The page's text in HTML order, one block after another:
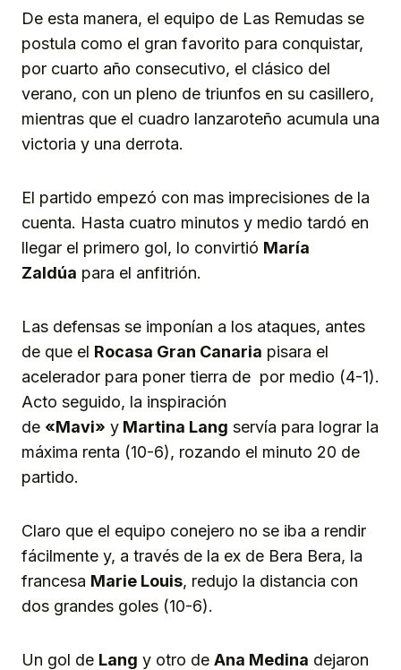
De esta manera, el equipo de Las Remudas se
postula como el gran favorito para conquistar,
por cuarto año consecutivo, el clásico del
verano, con un pleno de triunfos en su casillero,
mientras que el cuadro lanzaroteño acumula una
victoria y una derrota.
El partido empezó con mas imprecisiones de la
cuenta. Hasta cuatro minutos y medio tardó en
llegar el primero gol, lo convirtió María
Zaldúa para el anfitrión.
Las defensas se imponían a los ataques, antes
de que el Rocasa Gran Canaria pisara el
acelerador para poner tierra de por medio (4-1).
Acto seguido, la inspiración
de «Mavi» y Martina Lang servía para lograr la
máxima renta (10-6), rozando el minuto 20 de
partido.
Claro que el equipo conejero no se iba a rendir
fácilmente y, a través de la ex de Bera Bera, la
francesa Marie Louis, redujo la distancia con
dos grandes goles (10-6).
Un gol de Lang y otro de Ana Medina dejaron